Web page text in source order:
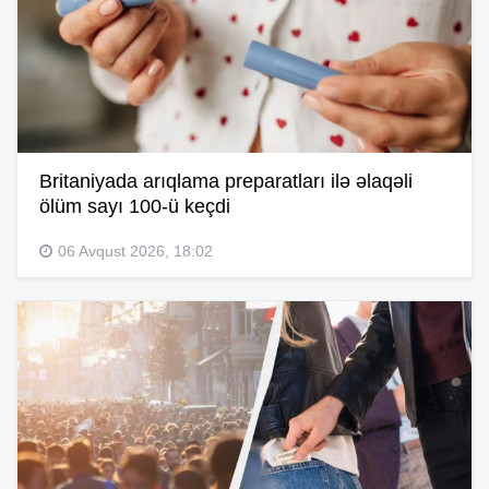
Britaniyada arıqlama preparatları ilə əlaqəli
ölüm sayı 100-ü keçdi
06 Avqust 2026, 18:02